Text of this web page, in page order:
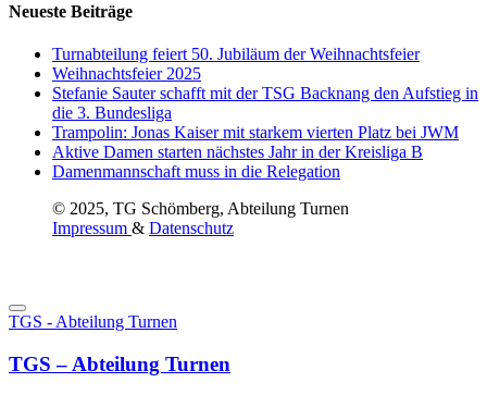
Neueste Beiträge
Turnabteilung feiert 50. Jubiläum der Weihnachtsfeier
Weihnachtsfeier 2025
Stefanie Sauter schafft mit der TSG Backnang den Aufstieg in
die 3. Bundesliga
Trampolin: Jonas Kaiser mit starkem vierten Platz bei JWM
Aktive Damen starten nächstes Jahr in der Kreisliga B
Damenmannschaft muss in die Relegation
© 2025, TG Schömberg, Abteilung Turnen
Impressum & Datenschutz
TGS - Abteilung Turnen
TGS – Abteilung Turnen